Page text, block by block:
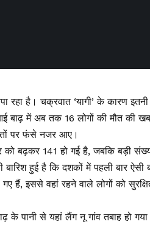
रहा है। चक्रवात ‘यागी’ के कारण इतनी
बाढ़ में अब तक 16 लोगों की मौत की
पर फंसे नजर आए।
को बढ़कर 141 हो गई है, जबकि बड़ी
बारिश हुई है कि दशकों में पहली बार
हैं, इससे वहां रहने वाले लोगों को
के पानी से यहां लैंग नू गांव तबाह हो